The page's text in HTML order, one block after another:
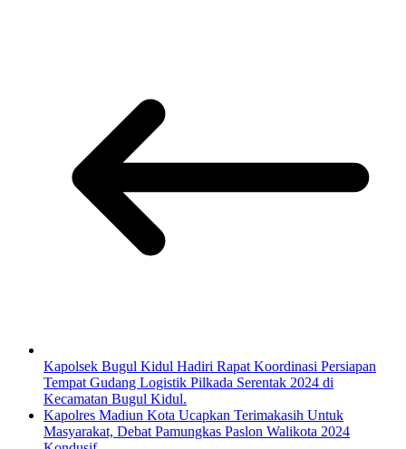
Kapolsek Bugul Kidul Hadiri Rapat Koordinasi Persiapan
Tempat Gudang Logistik Pilkada Serentak 2024 di
Kecamatan Bugul Kidul.
Kapolres Madiun Kota Ucapkan Terimakasih Untuk
Masyarakat, Debat Pamungkas Paslon Walikota 2024